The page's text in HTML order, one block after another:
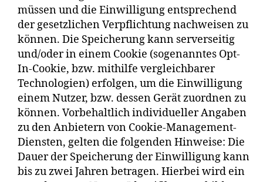
müssen und die Einwilligung entsprechend
der gesetzlichen Verpflichtung nachweisen zu
können. Die Speicherung kann serverseitig
und/oder in einem Cookie (sogenanntes Opt-
In-Cookie, bzw. mithilfe vergleichbarer
Technologien) erfolgen, um die Einwilligung
einem Nutzer, bzw. dessen Gerät zuordnen zu
können. Vorbehaltlich individueller Angaben
zu den Anbietern von Cookie-Management-
Diensten, gelten die folgenden Hinweise: Die
Dauer der Speicherung der Einwilligung kann
bis zu zwei Jahren betragen. Hierbei wird ein